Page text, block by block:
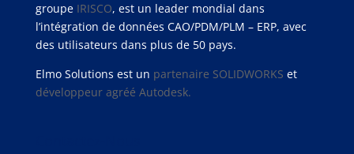
groupe IRISCO, est un leader mondial dans
l’intégration de données CAO/PDM/PLM – ERP, avec
des utilisateurs dans plus de 50 pays.
Elmo Solutions est un partenaire SOLIDWORKS et
développeur agréé Autodesk.